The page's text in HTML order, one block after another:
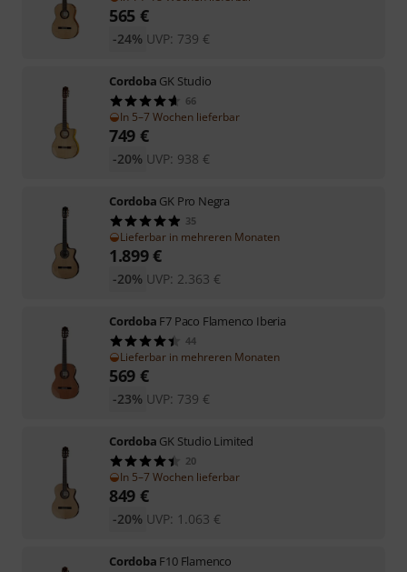
565 €
UVP: 739 €
-24%
Cordoba GK Studio
66
In 5–7 Wochen lieferbar
749 €
UVP: 938 €
-20%
Cordoba GK Pro Negra
35
Lieferbar in mehreren Monaten
1.899€
UVP: 2.363 €
-20%
Cordoba F7 Paco Flamenco Iberia
44
Lieferbar in mehreren Monaten
569 €
UVP: 739 €
-23%
Cordoba GK Studio Limited
20
In 5–7 Wochen lieferbar
849 €
UVP: 1.063 €
-20%
Cordoba F10 Flamenco